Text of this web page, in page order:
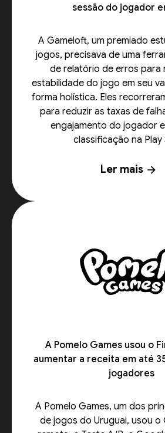
sessão do jogador
A Gameloft, um premiado
jogos, precisava de uma
de relatório de erros para
estabilidade do jogo em seu
forma holística. Eles
para reduzir as taxas de
engajamento do jogador
classificação na Play
Ler mais arrow_forward
A Pomelo Games usou o
aumentar a receita em até
jogadores
A Pomelo Games, um dos
de jogos do Uruguai, usou